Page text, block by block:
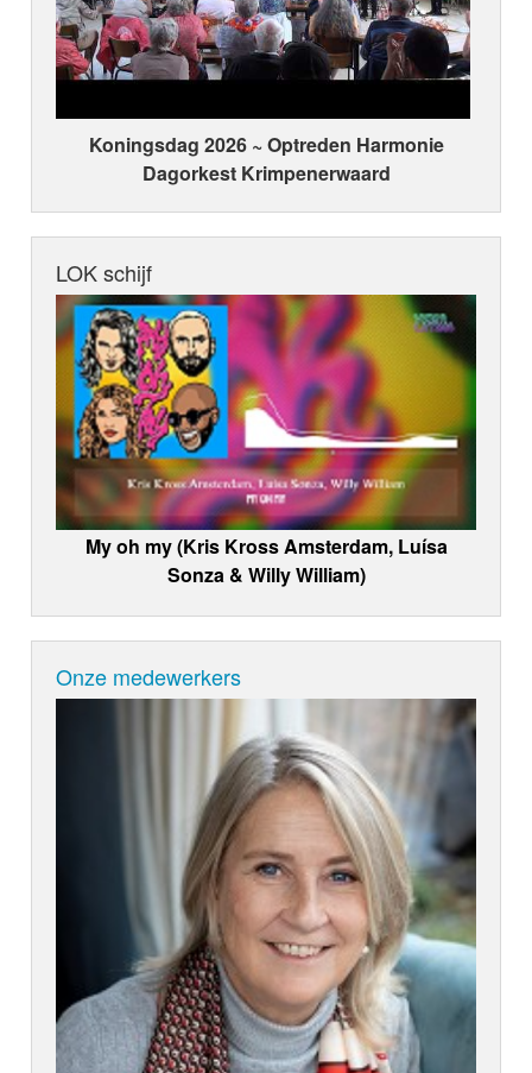
Koningsdag 2026 ~ Optreden Harmonie
Dagorkest Krimpenerwaard
LOK schijf
My oh my (Kris Kross Amsterdam, Luísa
Sonza & Willy William)
Onze medewerkers